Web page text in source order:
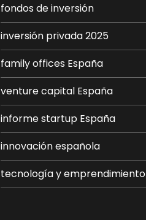
fondos de inversión
inversión privada 2025
family offices España
venture capital España
informe startup España
innovación española
tecnología y emprendimiento